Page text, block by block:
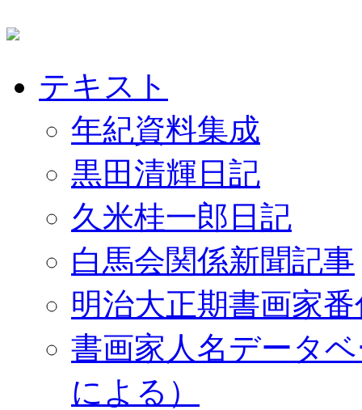
テキスト
年紀資料集成
黒田清輝日記
久米桂一郎日記
白馬会関係新聞記事
明治大正期書画家
書画家人名データ
による）